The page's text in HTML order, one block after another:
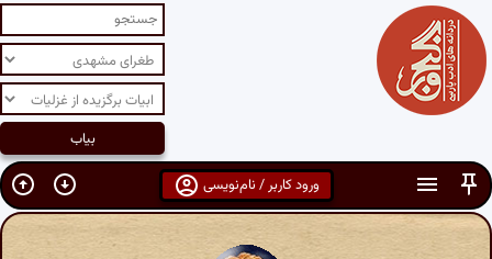
ورود کاربر / نام‌نویسی